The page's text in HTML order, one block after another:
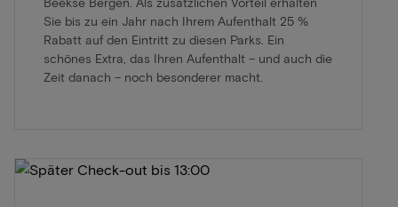
Sie bis zu ein Jahr nach Ihrem Aufenthalt 25 %
Rabatt auf den Eintritt zu diesen Parks. Ein
schönes Extra, das Ihren Aufenthalt – und auch die
Zeit danach – noch besonderer macht.